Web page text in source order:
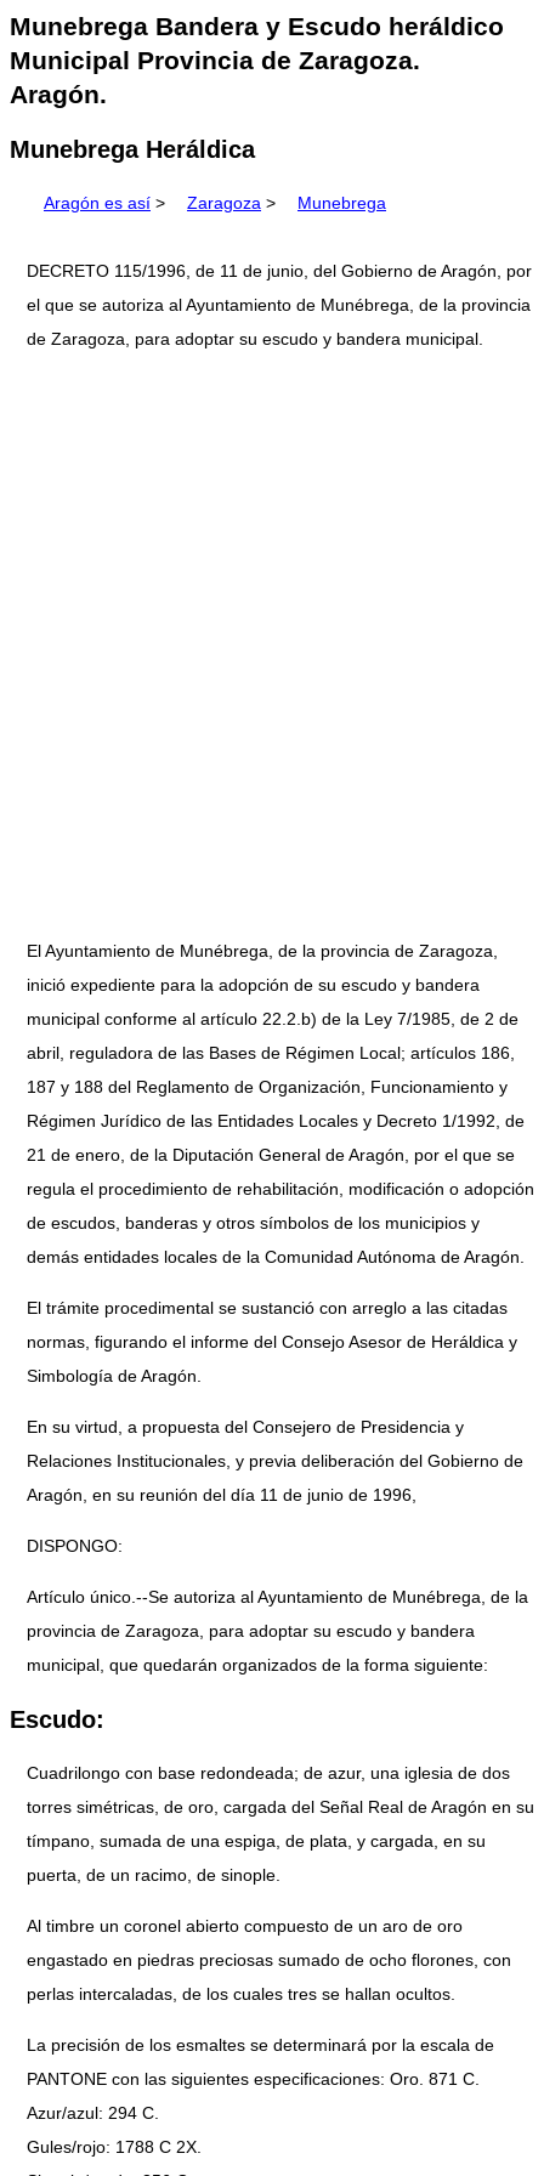
Munebrega Bandera y Escudo heráldico
Municipal Provincia de Zaragoza.
Aragón.
Munebrega Heráldica
Aragón es así > Zaragoza > Munebrega
DECRETO 115/1996, de 11 de junio, del Gobierno de Aragón, por
el que se autoriza al Ayuntamiento de Munébrega, de la provincia
de Zaragoza, para adoptar su escudo y bandera municipal.
El Ayuntamiento de Munébrega, de la provincia de Zaragoza,
inició expediente para la adopción de su escudo y bandera
municipal conforme al artículo 22.2.b) de la Ley 7/1985, de 2 de
abril, reguladora de las Bases de Régimen Local; artículos 186,
187 y 188 del Reglamento de Organización, Funcionamiento y
Régimen Jurídico de las Entidades Locales y Decreto 1/1992, de
21 de enero, de la Diputación General de Aragón, por el que se
regula el procedimiento de rehabilitación, modificación o adopción
de escudos, banderas y otros símbolos de los municipios y
demás entidades locales de la Comunidad Autónoma de Aragón.
El trámite procedimental se sustanció con arreglo a las citadas
normas, figurando el informe del Consejo Asesor de Heráldica y
Simbología de Aragón.
En su virtud, a propuesta del Consejero de Presidencia y
Relaciones Institucionales, y previa deliberación del Gobierno de
Aragón, en su reunión del día 11 de junio de 1996,
DISPONGO:
Artículo único.--Se autoriza al Ayuntamiento de Munébrega, de la
provincia de Zaragoza, para adoptar su escudo y bandera
municipal, que quedarán organizados de la forma siguiente:
Escudo:
Cuadrilongo con base redondeada; de azur, una iglesia de dos
torres simétricas, de oro, cargada del Señal Real de Aragón en su
tímpano, sumada de una espiga, de plata, y cargada, en su
puerta, de un racimo, de sinople.
Al timbre un coronel abierto compuesto de un aro de oro
engastado en piedras preciosas sumado de ocho florones, con
perlas intercaladas, de los cuales tres se hallan ocultos.
La precisión de los esmaltes se determinará por la escala de
PANTONE con las siguientes especificaciones: Oro. 871 C.
Azur/azul: 294 C.
Gules/rojo: 1788 C 2X.